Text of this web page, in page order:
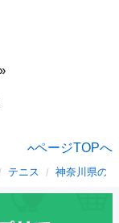
ページTOPへ
テニス 神奈川県の